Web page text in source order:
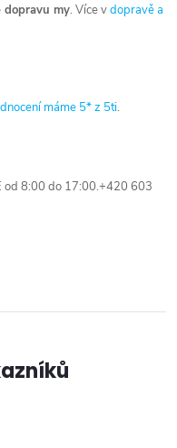
dopravu my. Více vdopravě a
máme 5* z 5ti.
od 8:00 do 17:00.+420 603